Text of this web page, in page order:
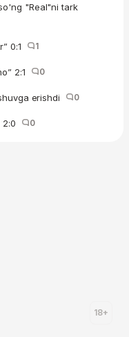
"Real"ni tark
0:1 1
2:1 0
erishdi 0
2:0 0
18+